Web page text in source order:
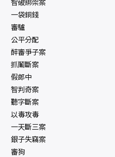
一袋銅錢
審驢
公平分配
醉審爭子案
抓鬮斷案
假郎中
智判奇案
聽字斷案
以毒攻毒
一天斷三案
銀子失竊案
審狗